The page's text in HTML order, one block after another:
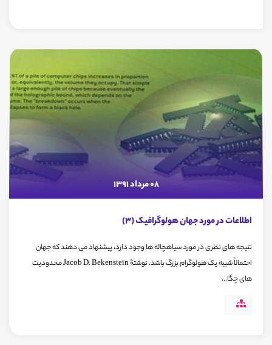
08 مرداد 1391
اطلاعات در مورد جهان هولوگرافیک (3)
نتیجه های نظری در مورد سیاهچاله ها وجود دارد، پیشنهاد می دهند که جهان
احتمالاً شبیه یک هولوگرام بزرگ باشد. نوشتۀ Jacob D. Bekenstein محدودیت
های چگا...